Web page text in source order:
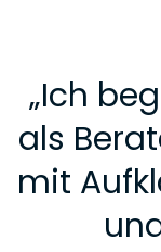
„Ich
als
mit